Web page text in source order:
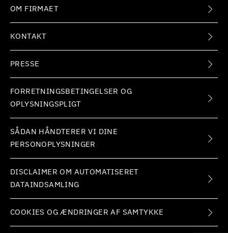
OM FIRMAET
KONTAKT
PRESSE
FORRETNINGSBETINGELSER OG
OPLYSNINGSPLIGT
SÅDAN HÅNDTERER VI DINE
PERSONOPLYSNINGER
DISCLAIMER OM AUTOMATISERET
DATAINDSAMLING
COOKIES OG ÆNDRINGER AF SAMTYKKE